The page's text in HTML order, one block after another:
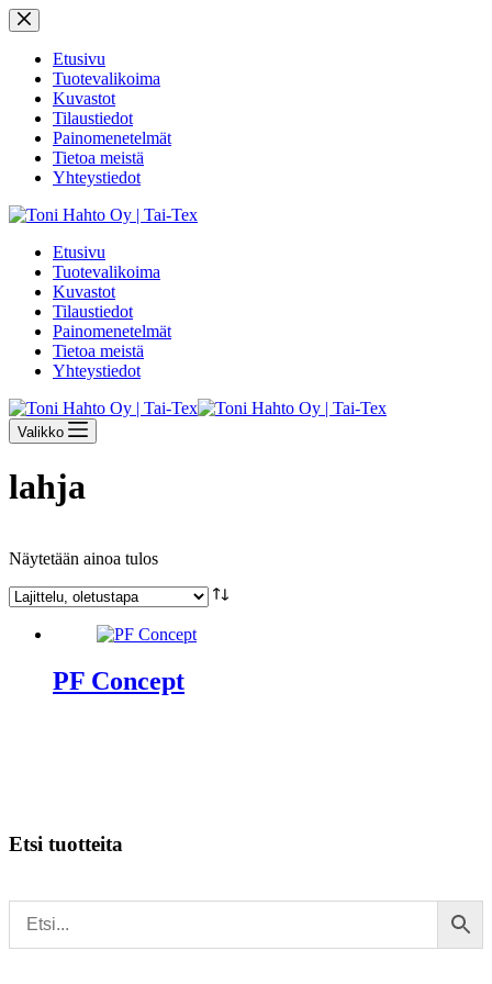
Skip
to
contentEtusivu
Tuotevalikoima
Kuvastot
Tilaustiedot
Painomenetelmät
Tietoa meistä
Yhteystiedot
Etusivu
Tuotevalikoima
Kuvastot
Tilaustiedot
Painomenetelmät
Tietoa meistä
Yhteystiedot
Valikko
lahja
Näytetään ainoa tulos
PF Concept
Etsi tuotteita